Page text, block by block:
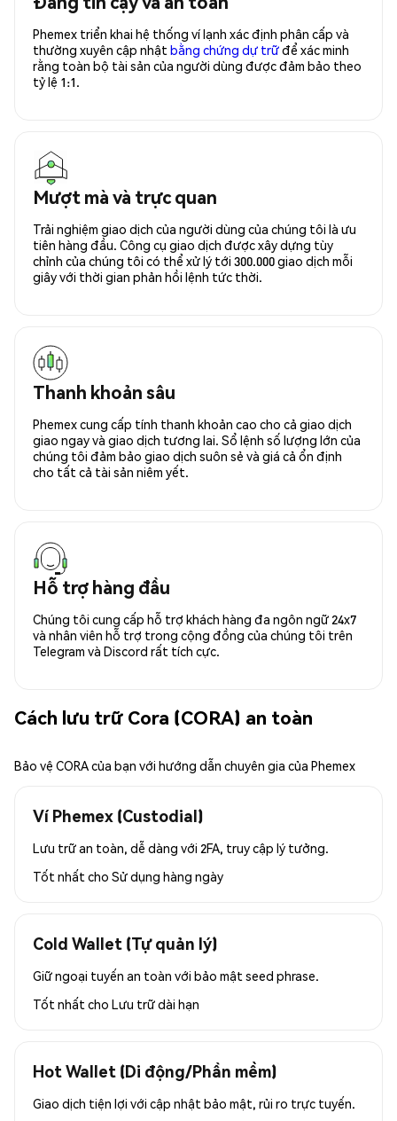
Phemex triển khai hệ thống ví lạnh xác định phân cấp và
thường xuyên cập nhật bằng chứng dự trữđể xác minh
rằng toàn bộ tài sản của người dùng được đảm bảo theo
tỷ lệ 1:1.
Mượt mà và trực quan
Trải nghiệm giao dịch của người dùng của chúng tôi là ưu
tiên hàng đầu. Công cụ giao dịch được xây dựng tùy
chỉnh của chúng tôi có thể xử lý tới 300.000 giao dịch mỗi
giây với thời gian phản hồi lệnh tức thời.
Thanh khoản sâu
Phemex cung cấp tính thanh khoản cao cho cả giao dịch
giao ngay và giao dịch tương lai. Sổ lệnh số lượng lớn của
chúng tôi đảm bảo giao dịch suôn sẻ và giá cả ổn định
cho tất cả tài sản niêm yết.
Hỗ trợ hàng đầu
Chúng tôi cung cấp hỗ trợ khách hàng đa ngôn ngữ 24x7
và nhân viên hỗ trợ trong cộng đồng của chúng tôi trên
Telegram và Discord rất tích cực.
Cách lưu trữ Cora (CORA) an toàn
Bảo vệ CORA của bạn với hướng dẫn chuyên gia của Phemex
Ví Phemex (Custodial)
Lưu trữ an toàn, dễ dàng với 2FA, truy cập lý tưởng.
Tốt nhất cho Sử dụng hàng ngày
Cold Wallet (Tự quản lý)
Giữ ngoại tuyến an toàn với bảo mật seed phrase.
Tốt nhất cho Lưu trữ dài hạn
Hot Wallet (Di động/Phần mềm)
Giao dịch tiện lợi với cập nhật bảo mật, rủi ro trực tuyến.